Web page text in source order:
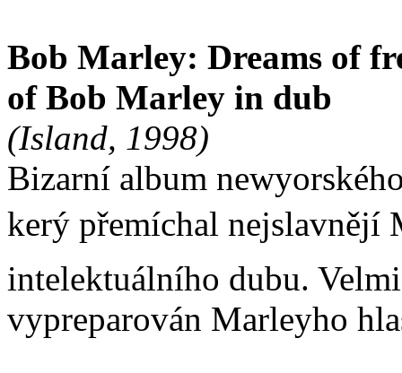
Bob Marley: Dreams of
of Bob Marley in dub
(Island, 1998)
Bizarní album
kerý přemíchal
intelektuálního dubu.
vypreparován Marleyho